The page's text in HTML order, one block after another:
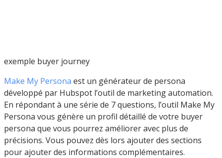
exemple buyer journey
Make My Persona est un générateur de persona
développé par Hubspot l’outil de marketing automation.
En répondant à une série de 7 questions, l’outil Make My
Persona vous génère un profil détaillé de votre buyer
persona que vous pourrez améliorer avec plus de
précisions. Vous pouvez dès lors ajouter des sections
pour ajouter des informations complémentaires.